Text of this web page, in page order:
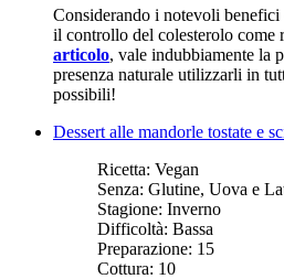
Considerando i notevoli benefici
il controllo del colesterolo come
articolo, vale indubbiamente la
presenza naturale utilizzarli in
possibili!
Dessert alle mandorle tostate e
Ricetta: Vegan
Senza: Glutine, Uova e
Stagione: Inverno
Difficoltà: Bassa
Preparazione: 15
Cottura: 10